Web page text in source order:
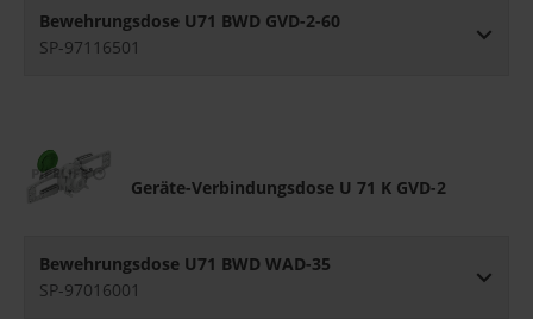
Bewehrungsdose U71 BWD GVD-2-60
SP-97116501
Geräte-Verbindungsdose U 71 K GVD-2
Bewehrungsdose U71 BWD WAD-35
SP-97016001